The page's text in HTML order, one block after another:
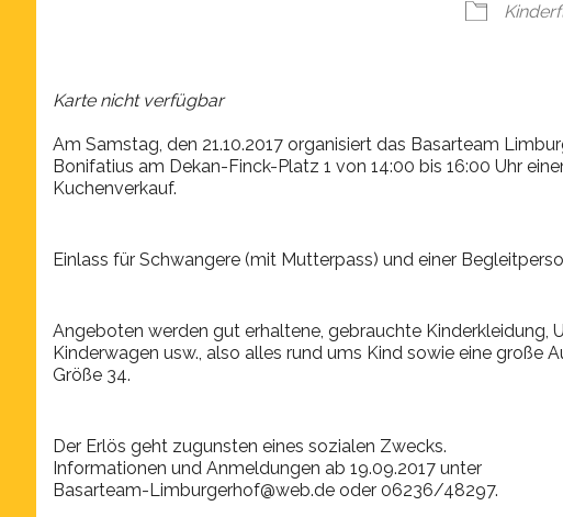
Karte nicht verfügbar
Am Samstag, den 21.10.2017 organisiert das Basarteam
Bonifatius am Dekan-Finck-Platz 1 von 14:00 bis 16:00 Uhr
Kuchenverkauf.
Einlass für Schwangere (mit Mutterpass) und einer
Angeboten werden gut erhaltene, gebrauchte Kinderkleidung,
Kinderwagen usw., also alles rund ums Kind sowie eine große
Größe 34.
Der Erlös geht zugunsten eines sozialen Zwecks.
Informationen und Anmeldungen ab 19.09.2017 unter
Basarteam-Limburgerhof@web.de oder 06236/48297.